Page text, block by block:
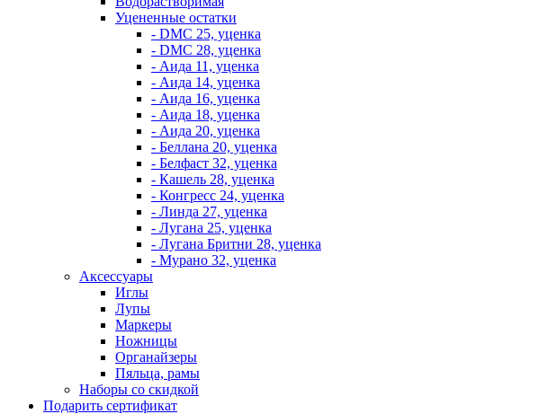
Уцененные остатки
- DMC 25, уценка
- DMC 28, уценка
- Аида 11, уценка
- Аида 14, уценка
- Аида 16, уценка
- Аида 18, уценка
- Аида 20, уценка
- Беллана 20, уценка
- Белфаст 32, уценка
- Кашель 28, уценка
- Конгресс 24, уценка
- Линда 27, уценка
- Лугана 25, уценка
- Лугана Бритни 28, уценка
- Мурано 32, уценка
Аксессуары
Иглы
Лупы
Маркеры
Ножницы
Органайзеры
Пяльца, рамы
Наборы со скидкой
Подарить сертификат